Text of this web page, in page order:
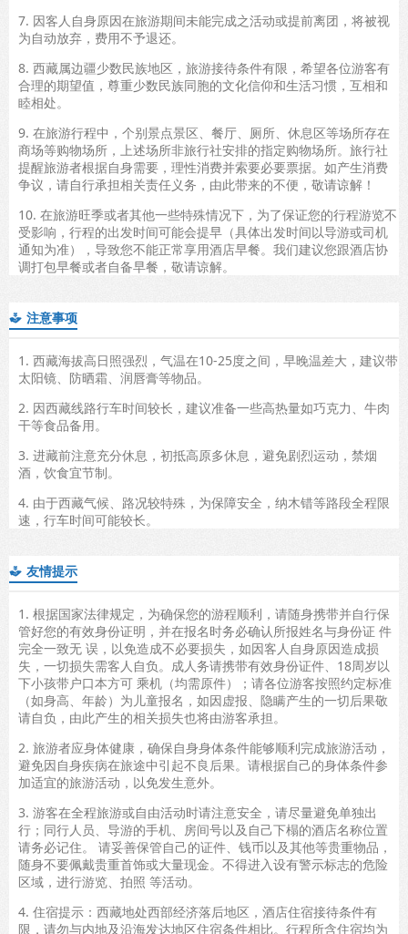
7. 因客人自身原因在旅游期间未能完成之活动或提前离团，将被视
为自动放弃，费用不予退还。
8. 西藏属边疆少数民族地区，旅游接待条件有限，希望各位游客有
合理的期望值，尊重少数民族同胞的文化信仰和生活习惯，互相和
睦相处。
9. 在旅游行程中，个别景点景区、餐厅、厕所、休息区等场所存在
商场等购物场所，上述场所非旅行社安排的指定购物场所。旅行社
提醒旅游者根据自身需要，理性消费并索要必要票据。如产生消费
争议，请自行承担相关责任义务，由此带来的不便，敬请谅解！
10. 在旅游旺季或者其他一些特殊情况下，为了保证您的行程游览不
受影响，行程的出发时间可能会提早（具体出发时间以导游或司机
通知为准），导致您不能正常享用酒店早餐。我们建议您跟酒店协
调打包早餐或者自备早餐，敬请谅解。
 注意事项
1. 西藏海拔高日照强烈，气温在10-25度之间，早晚温差大，建议带
太阳镜、防晒霜、润唇膏等物品。
2. 因西藏线路行车时间较长，建议准备一些高热量如巧克力、牛肉
干等食品备用。
3. 进藏前注意充分休息，初抵高原多休息，避免剧烈运动，禁烟
酒，饮食宜节制。
4. 由于西藏气候、路况较特殊，为保障安全，纳木错等路段全程限
速，行车时间可能较长。
 友情提示
1. 根据国家法律规定，为确保您的游程顺利，请随身携带并自行保
管好您的有效身份证明，并在报名时务必确认所报姓名与身份证 件
完全一致无 误，以免造成不必要损失，如因客人自身原因造成损
失，一切损失需客人自负。成人务请携带有效身份证件、18周岁以
下小孩带户口本方可 乘机（均需原件）；请各位游客按照约定标准
（如身高、年龄）为儿童报名，如因虚报、隐瞒产生的一切后果敬
请自负，由此产生的相关损失也将由游客承担。
2. 旅游者应身体健康，确保自身身体条件能够顺利完成旅游活动，
避免因自身疾病在旅途中引起不良后果。请根据自己的身体条件参
加适宜的旅游活动，以免发生意外。
3. 游客在全程旅游或自由活动时请注意安全，请尽量避免单独出
行；同行人员、导游的手机、房间号以及自己下榻的酒店名称位置
请务必记住。 请妥善保管自己的证件、钱币以及其他等贵重物品，
随身不要佩戴贵重首饰或大量现金。不得进入设有警示标志的危险
区域，进行游览、拍照 等活动。
4. 住宿提示：西藏地处西部经济落后地区，酒店住宿接待条件有
限，请勿与内地及沿海发达地区住宿条件相比。行程所含住宿均为